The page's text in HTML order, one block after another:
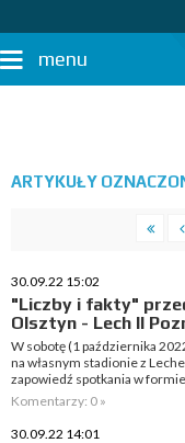
menu
ARTYKUŁY
30.09.22 15:02
"Liczby i fakty"
Olsztyn - Lech II
W sobotę (1 października
na własnym stadionie z
zapowiedź spotkania w
Komentarzy: 0 »
30.09.22 14:01